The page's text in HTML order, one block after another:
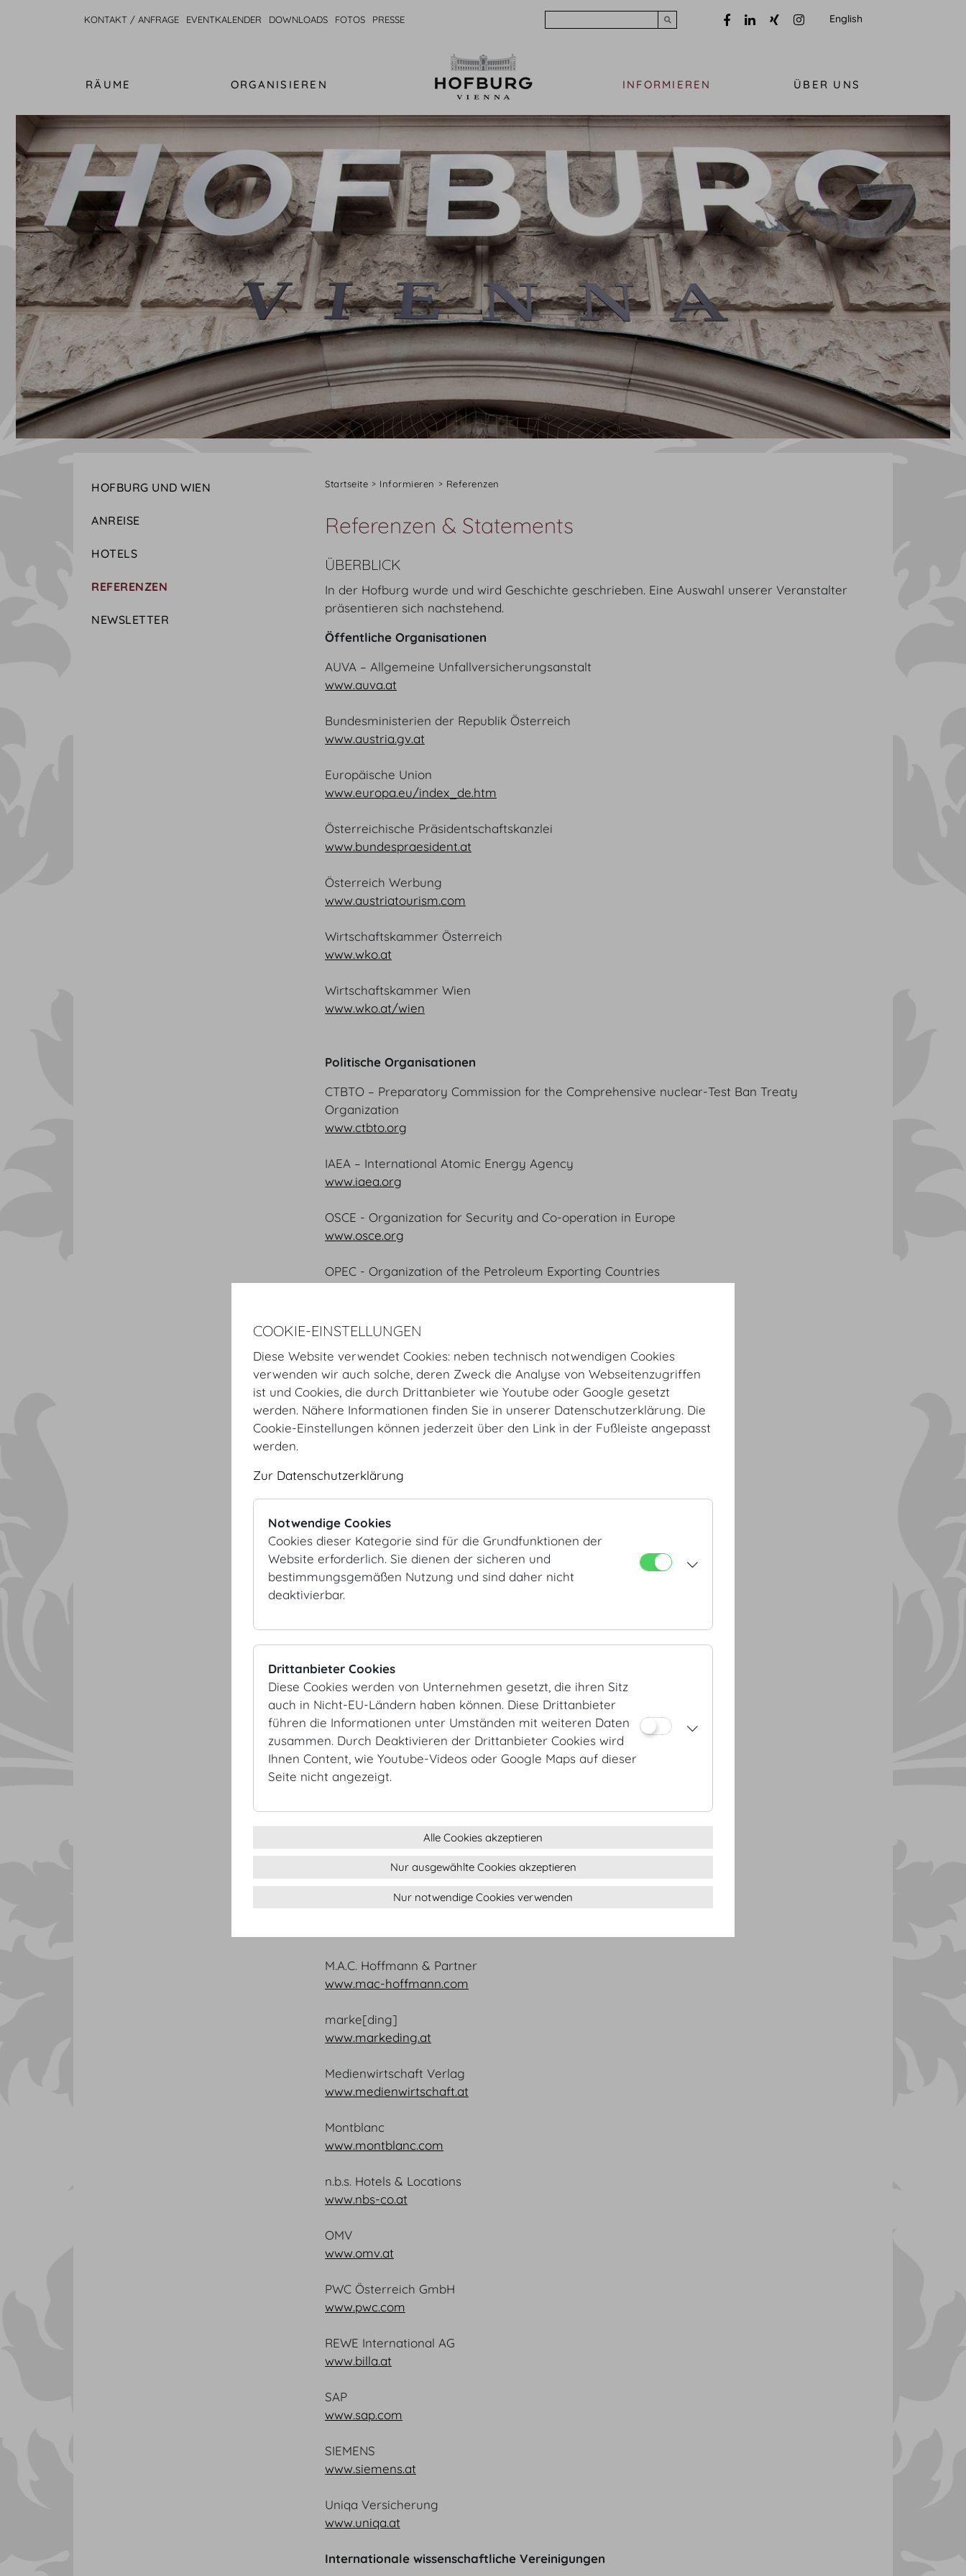
KONTAKT / ANFRAGE EVENTKALENDER DOWNLOADS FOTOS PRESSE English
RÄUME ORGANISIEREN INFORMIEREN ÜBER UNS
HOFBURG UND WIEN
ANREISE
HOTELS
REFERENZEN
NEWSLETTER
Startseite Informieren Referenzen
Referenzen & Statements
ÜBERBLICK
In der Hofburg wurde und wird Geschichte geschrieben. Eine Auswahl unserer Veranstalter
präsentieren sich nachstehend.
Öffentliche Organisationen
AUVA – Allgemeine Unfallversicherungsanstalt
www.auva.at
Bundesministerien der Republik Österreich
www.austria.gv.at
Europäische Union
www.europa.eu/index_de.htm
Österreichische Präsidentschaftskanzlei
www.bundespraesident.at
Österreich Werbung
www.austriatourism.com
Wirtschaftskammer Österreich
www.wko.at
Wirtschaftskammer Wien
www.wko.at/wien
Politische Organisationen
CTBTO – Preparatory Commission for the Comprehensive nuclear-Test Ban Treaty
Organization
www.ctbto.org
IAEA – International Atomic Energy Agency
www.iaea.org
OSCE - Organization for Security and Co-operation in Europe
www.osce.org
OPEC - Organization of the Petroleum Exporting Countries
UN - United Nations
UNIDO - United Nations Industrial Development Organization
www.unido.org
CANON
www.canon.com
Cargo Partner
www.cargo-partner.com
Chopard
D&R-Verlag
EY- Ernst & Young
www.ey.com/at/de/home
Falstaff
www.falstaff.at
www.kurier.at
M.A.C. Hoffmann & Partner
www.mac-hoffmann.com
marke[ding]
www.markeding.at
Medienwirtschaft Verlag
www.medienwirtschaft.at
Montblanc
www.montblanc.com
n.b.s. Hotels & Locations
www.nbs-co.at
OMV
www.omv.at
PWC Österreich GmbH
www.pwc.com
REWE International AG
www.billa.at
SAP
www.sap.com
SIEMENS
www.siemens.at
Uniqa Versicherung
www.uniqa.at
Internationale wissenschaftliche Vereinigungen
COOKIE-EINSTELLUNGEN
Diese Website verwendet Cookies: neben technisch notwendigen Cookies
verwenden wir auch solche, deren Zweck die Analyse von Webseitenzugriffen
ist und Cookies, die durch Drittanbieter wie Youtube oder Google gesetzt
werden. Nähere Informationen finden Sie in unserer Datenschutzerklärung. Die
Cookie-Einstellungen können jederzeit über den Link in der Fußleiste angepasst
werden.
Zur Datenschutzerklärung
Notwendige Cookies
Cookies dieser Kategorie sind für die Grundfunktionen der
Website erforderlich. Sie dienen der sicheren und
bestimmungsgemäßen Nutzung und sind daher nicht
deaktivierbar.
Drittanbieter Cookies
Diese Cookies werden von Unternehmen gesetzt, die ihren Sitz
auch in Nicht-EU-Ländern haben können. Diese Drittanbieter
führen die Informationen unter Umständen mit weiteren Daten
zusammen. Durch Deaktivieren der Drittanbieter Cookies wird
Ihnen Content, wie Youtube-Videos oder Google Maps auf dieser
Seite nicht angezeigt.
Alle Cookies akzeptieren
Nur ausgewählte Cookies akzeptieren
Nur notwendige Cookies verwenden